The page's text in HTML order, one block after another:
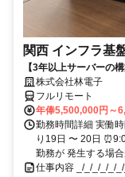
関西 インフラ基
【3年以上サーバーの
株式会社林電子
フルリモート
年俸5,500,000円～
勤務時間詳細 実働
り19日 〜 20日
勤務が 発生する場合
仕事内容 _/_/_/_/_/